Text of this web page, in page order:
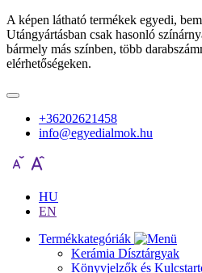
A képen látható termékek egyedi,
Utángyártásban csak hasonló
bármely más színben, több
elérhetőségeken.
+36202621458
info@egyedialmok.hu
HU
EN
Termékkategóriák
Kerámia Dísztárgyak
Könyvjelzők és